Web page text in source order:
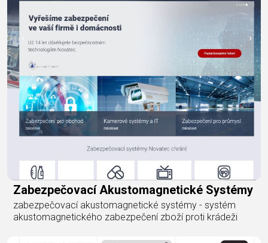
Zabezpečovací Akustomagnetické Systémy
zabezpečovací akustomagnetické systémy - systém
akustomagnetického zabezpečení zboží proti krádeži